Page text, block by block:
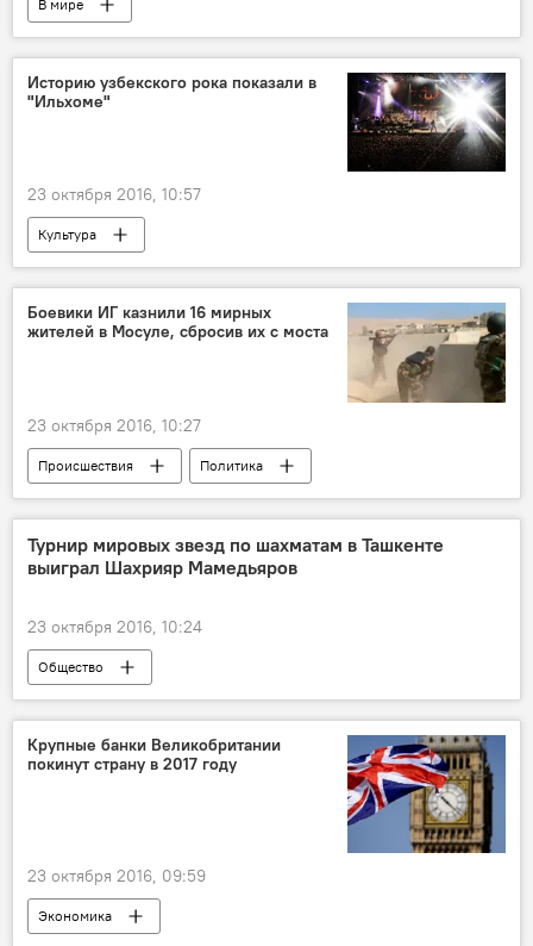
В мире
Историю узбекского рока показали в
"Ильхоме"
23 октября 2016, 10:57
Культура
Боевики ИГ казнили 16 мирных
жителей в Мосуле, сбросив их с моста
23 октября 2016, 10:27
Происшествия Политика
Турнир мировых звезд по шахматам в Ташкенте
выиграл Шахрияр Мамедьяров
23 октября 2016, 10:24
Общество
Крупные банки Великобритании
покинут страну в 2017 году
23 октября 2016, 09:59
Экономика